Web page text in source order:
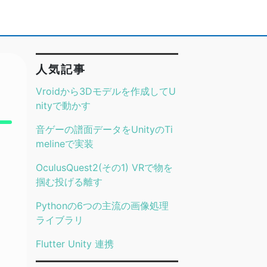
人気記事
Vroidから3Dモデルを作成してU
nityで動かす
音ゲーの譜面データをUnityのTi
melineで実装
OculusQuest2(その1) VRで物を
掴む投げる離す
Pythonの6つの主流の画像処理
ライブラリ
Flutter Unity 連携